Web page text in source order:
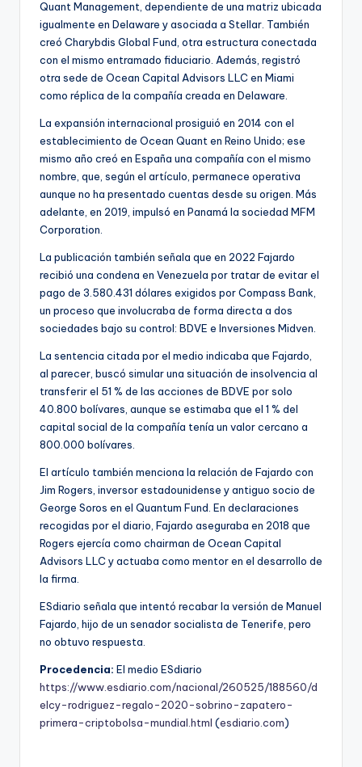
Quant Management, dependiente de una matriz ubicada
igualmente en Delaware y asociada a Stellar. También
creó Charybdis Global Fund, otra estructura conectada
con el mismo entramado fiduciario. Además, registró
otra sede de Ocean Capital Advisors LLC en Miami
como réplica de la compañía creada en Delaware.
La expansión internacional prosiguió en 2014 con el
establecimiento de Ocean Quant en Reino Unido; ese
mismo año creó en España una compañía con el mismo
nombre, que, según el artículo, permanece operativa
aunque no ha presentado cuentas desde su origen. Más
adelante, en 2019, impulsó en Panamá la sociedad MFM
Corporation.
La publicación también señala que en 2022 Fajardo
recibió una condena en Venezuela por tratar de evitar el
pago de 3.580.431 dólares exigidos por Compass Bank,
un proceso que involucraba de forma directa a dos
sociedades bajo su control: BDVE e Inversiones Midven.
La sentencia citada por el medio indicaba que Fajardo,
al parecer, buscó simular una situación de insolvencia al
transferir el 51 % de las acciones de BDVE por solo
40.800 bolívares, aunque se estimaba que el 1 % del
capital social de la compañía tenía un valor cercano a
800.000 bolívares.
El artículo también menciona la relación de Fajardo con
Jim Rogers, inversor estadounidense y antiguo socio de
George Soros en el Quantum Fund. En declaraciones
recogidas por el diario, Fajardo aseguraba en 2018 que
Rogers ejercía como chairman de Ocean Capital
Advisors LLC y actuaba como mentor en el desarrollo de
la firma.
ESdiario señala que intentó recabar la versión de Manuel
Fajardo, hijo de un senador socialista de Tenerife, pero
no obtuvo respuesta.
Procedencia: El medio ESdiario
https://www.esdiario.com/nacional/260525/188560/d
elcy-rodriguez-regalo-2020-sobrino-zapatero-
primera-criptobolsa-mundial.html (esdiario.com)